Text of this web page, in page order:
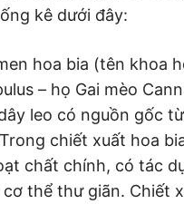
kê dưới đây:
hoa bia (tên khoa
– họ Gai mèo
leo có nguồn gốc
chiết xuất hoa
chất chính, có tác
cơ thể thư giãn. Chiết